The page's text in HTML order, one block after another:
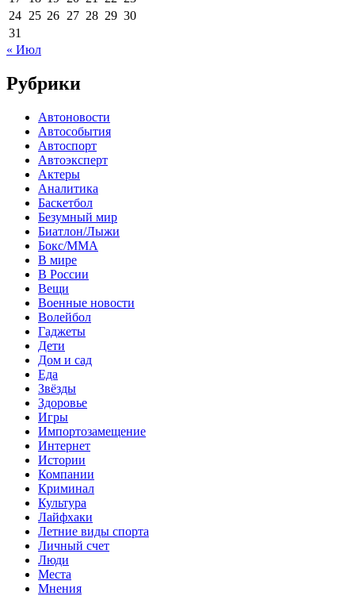
24 25 26 27 28 29 30
31
« Июл
Рубрики
Автоновости
Автособытия
Автоспорт
Автоэксперт
Актеры
Аналитика
Баскетбол
Безумный мир
Биатлон/Лыжи
Бокс/MMA
В мире
В России
Вещи
Военные новости
Волейбол
Гаджеты
Дети
Дом и сад
Еда
Звёзды
Здоровье
Игры
Импортозамещение
Интернет
Истории
Компании
Криминал
Культура
Лайфхаки
Летние виды спорта
Личный счет
Люди
Места
Мнения